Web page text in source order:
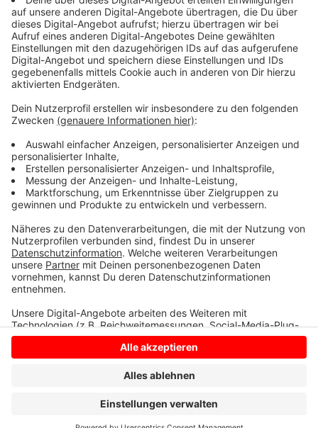
auszurauben. Die Angeklagten sollen dem Opfer Sex
und Drogen versprochen und sich mit ihm in seiner
Wohnung verabredet haben. Dort wurde der 61jährige
niedergeschlagen, getreten und getötet. Mit Bargeld
und Wertsachen hätten die Bocholter und der vierte
Tatverdächtige dann das Haus des Opfers verlasse,
sagt die Staatsanwaltschaft. Es wird nach
Jugendstrafrecht verhandelt. Das heißt, maximal sind
Freiheitsstrafen von bis zu 15 Jahren möglich. Der
vierte Tatverdächtige ist noch auf der Flucht.
Anzeige